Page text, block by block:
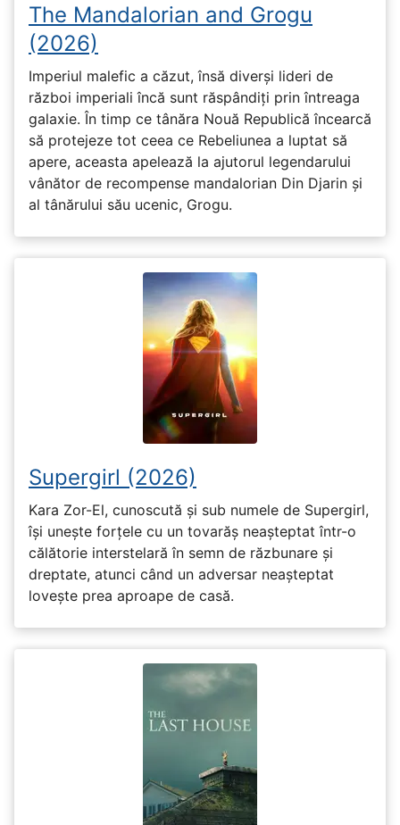
The Mandalorian and Grogu
(2026)
Imperiul malefic a căzut, însă diverși lideri de
război imperiali încă sunt răspândiți prin întreaga
galaxie. În timp ce tânăra Nouă Republică încearcă
să protejeze tot ceea ce Rebeliunea a luptat să
apere, aceasta apelează la ajutorul legendarului
vânător de recompense mandalorian Din Djarin și
al tânărului său ucenic, Grogu.
Supergirl (2026)
Kara Zor-El, cunoscută și sub numele de Supergirl,
își unește forțele cu un tovarăș neașteptat într-o
călătorie interstelară în semn de răzbunare și
dreptate, atunci când un adversar neașteptat
lovește prea aproape de casă.